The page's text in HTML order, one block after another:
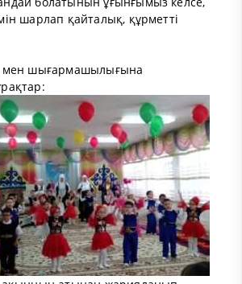
шарлап қайталық, құрметті
мен шығармашылығына